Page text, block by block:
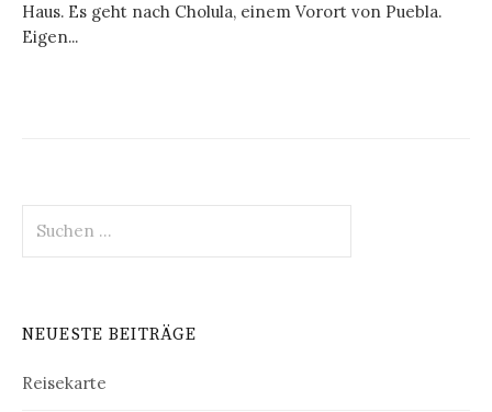
Haus. Es geht nach Cholula, einem Vorort von Puebla.
Eigen...
nach:
NEUESTE BEITRÄGE
Reisekarte